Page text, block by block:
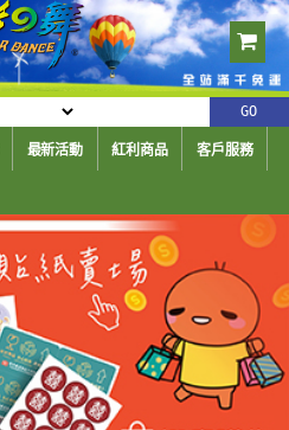
最新活動 紅利商品 客戶服務